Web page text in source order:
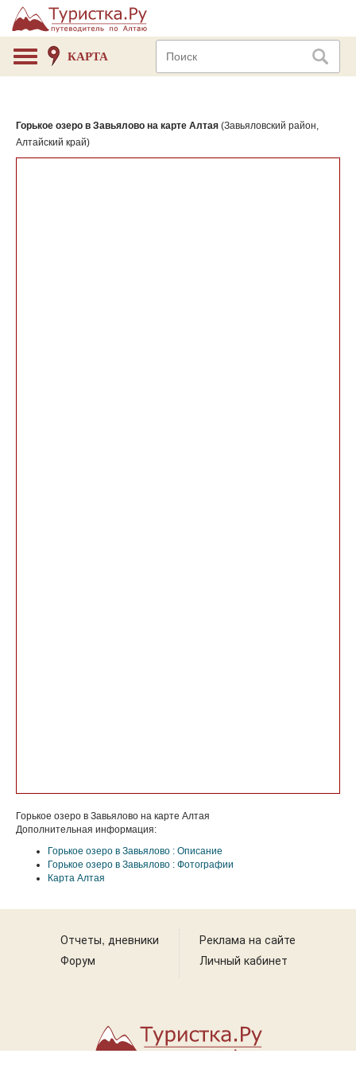
КАРТА
Горькое озеро в Завьялово на карте Алтая (Завьяловский район,
Алтайский край)
Горькое озеро в Завьялово на карте Алтая
Дополнительная информация:
Горькое озеро в Завьялово : Описание
Горькое озеро в Завьялово : Фотографии
Карта Алтая
Отчеты, дневники
Форум
Реклама на сайте
Личный кабинет